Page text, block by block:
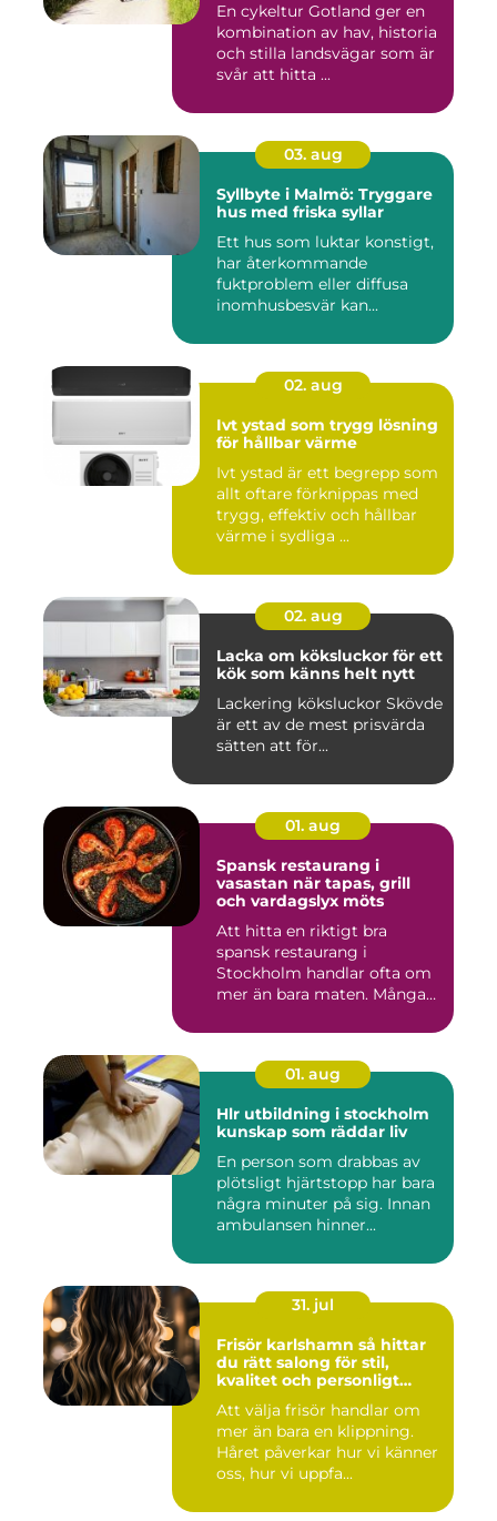
En cykeltur Gotland ger en
kombination av hav, historia
och stilla landsvägar som är
svår att hitta ...
03. aug
Syllbyte i Malmö: Tryggare
hus med friska syllar
Ett hus som luktar konstigt,
har återkommande
fuktproblem eller diffusa
inomhusbesvär kan...
02. aug
Ivt ystad som trygg lösning
för hållbar värme
Ivt ystad är ett begrepp som
allt oftare förknippas med
trygg, effektiv och hållbar
värme i sydliga ...
02. aug
Lacka om köksluckor för ett
kök som känns helt nytt
Lackering köksluckor Skövde
är ett av de mest prisvärda
sätten att för...
01. aug
Spansk restaurang i
vasastan när tapas, grill
och vardagslyx möts
Att hitta en riktigt bra
spansk restaurang i
Stockholm handlar ofta om
mer än bara maten. Många
01. aug
Hlr utbildning i stockholm
kunskap som räddar liv
En person som drabbas av
plötsligt hjärtstopp har bara
några minuter på sig. Innan
ambulansen hinner...
31. jul
Frisör karlshamn så hittar
du rätt salong för stil,
kvalitet och personligt
Att välja frisör handlar om
mer än bara en klippning.
Håret påverkar hur vi känner
oss, hur vi uppfa...